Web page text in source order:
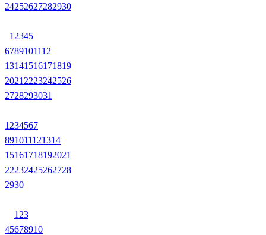
24252627282930
1 2345
6789101112
13141516171819
2021 2223242526
2728293031
1 234567
891011121314
15161718192021
22232425262728
2930
1 23
45678910